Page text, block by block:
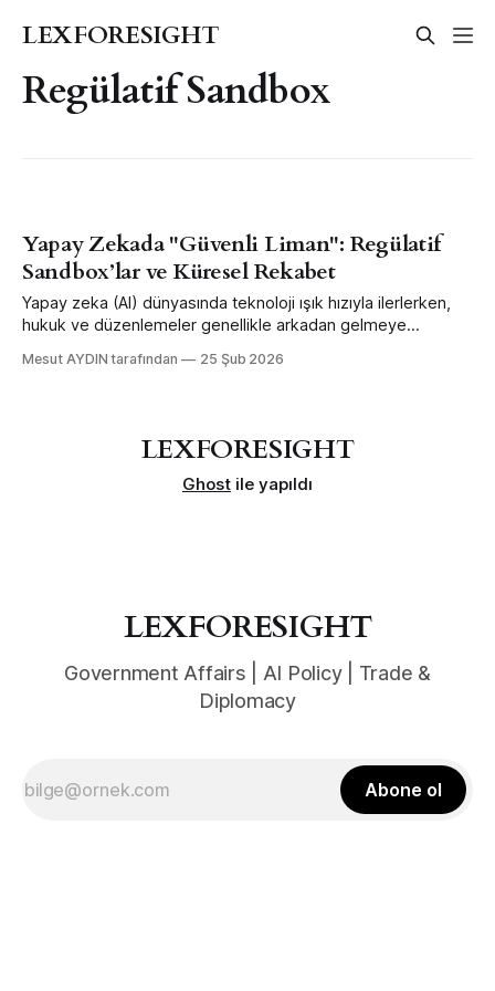
LEXFORESIGHT
Regülatif Sandbox
Yapay Zekada "Güvenli Liman": Regülatif
Sandbox’lar ve Küresel Rekabet
Yapay zeka (AI) dünyasında teknoloji ışık hızıyla ilerlerken,
hukuk ve düzenlemeler genellikle arkadan gelmeye
için büyük bir belirsizlik yaratıyor: "Geliştirdiğim ürün yarın
Mesut AYDIN tarafından 25 Şub 2026
LEXFORESIGHT
Ghost ile yapıldı
LEXFORESIGHT
Government Affairs | AI Policy | Trade &
Diplomacy
Abone ol